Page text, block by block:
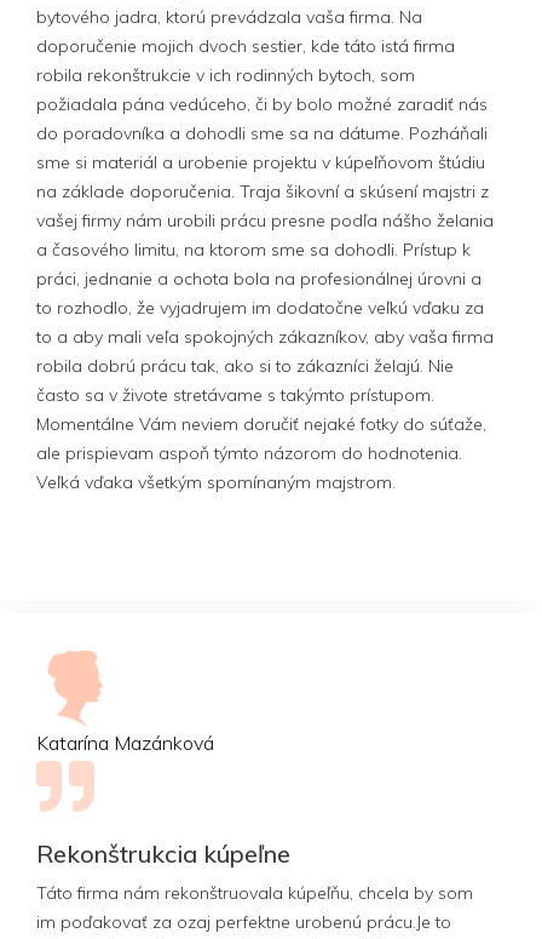
bytového jadra, ktorú prevádzala vaša firma. Na
doporučenie mojich dvoch sestier, kde táto istá firma
robila rekonštrukcie v ich rodinných bytoch, som
požiadala pána vedúceho, či by bolo možné zaradiť nás
do poradovníka a dohodli sme sa na dátume. Pozháňali
sme si materiál a urobenie projektu v kúpeľňovom štúdiu
na základe doporučenia. Traja šikovní a skúsení majstri z
vašej firmy nám urobili prácu presne podľa nášho želania
a časového limitu, na ktorom sme sa dohodli. Prístup k
práci, jednanie a ochota bola na profesionálnej úrovni a
to rozhodlo, že vyjadrujem im dodatočne veľkú vďaku za
to a aby mali veľa spokojných zákazníkov, aby vaša firma
robila dobrú prácu tak, ako si to zákazníci želajú. Nie
často sa v živote stretávame s takýmto prístupom.
Momentálne Vám neviem doručiť nejaké fotky do súťaže,
ale prispievam aspoň týmto názorom do hodnotenia.
Veľká vďaka všetkým spomínaným majstrom.
Katarína Mazánková
Rekonštrukcia kúpeľne
Táto firma nám rekonštruovala kúpeľňu, chcela by som
im poďakovať za ozaj perfektne urobenú prácu.Je to